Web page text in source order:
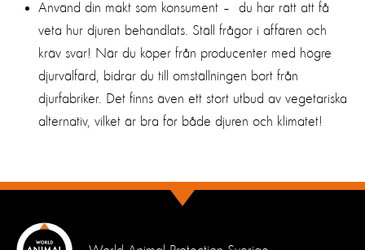
Använd din makt som konsument – du har rätt att få
veta hur djuren behandlats. Ställ frågor i affären och
kräv svar! När du köper från producenter med högre
djurvälfärd, bidrar du till omställningen bort från
djurfabriker. Det finns även ett stort utbud av vegetariska
alternativ, vilket är bra för både djuren och klimatet!